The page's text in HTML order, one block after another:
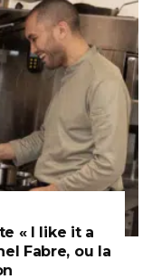
« I like it a
Fabre, ou la